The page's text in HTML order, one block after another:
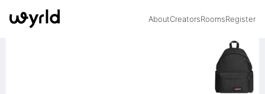
AboutCreatorsRoomsRegister